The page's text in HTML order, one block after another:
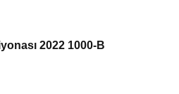
2022 1000-B